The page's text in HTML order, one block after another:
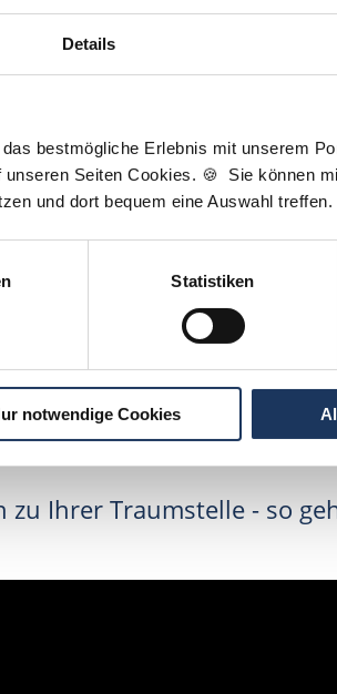
Details
bestmögliche Erlebnis mit unserem
Seiten Cookies. 🍪 Sie können
und dort bequem eine Auswahl treffen.
Statistiken
notwendige Cookies
per Post oder E-Mail ab.
BEWERBUNG BEI UNSEREN KUNDEN
Details anfragen
sich3 BesucherfürStellenangebote als Zahnarzt.
zu Ihrer Traumstelle - so